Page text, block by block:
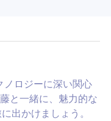
ノロジーに深い関心
と一緒に、魅力的な
出かけましょう。